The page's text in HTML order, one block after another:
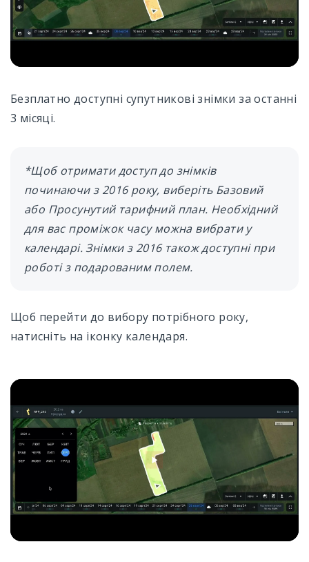
Безплатно доступні супутникові знімки за останні
3 місяці.
*Щоб отримати доступ до знімків
починаючи з 2016 року, виберіть Базовий
або Просунутий тарифний план. Необхідний
для вас проміжок часу можна вибрати у
календарі. Знімки з 2016 також доступні при
роботі з подарованим полем.
Щоб перейти до вибору потрібного року,
натисніть на іконку календаря.